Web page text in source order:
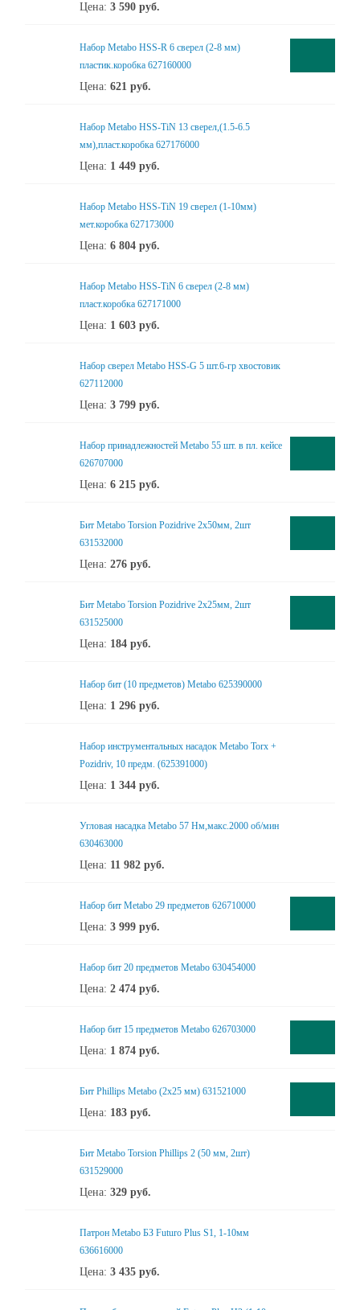
Цена: 3 590 руб.
Набор Metabo HSS-R 6 сверел (2-8 мм)
пластик.коробка 627160000
Цена: 621 руб.
Набор Metabo HSS-TiN 13 сверел,(1.5-6.5
мм),пласт.коробка 627176000
Цена: 1 449 руб.
Набор Metabo HSS-TiN 19 сверел (1-10мм)
мет.коробка 627173000
Цена: 6 804 руб.
Набор Metabo HSS-TiN 6 сверел (2-8 мм)
пласт.коробка 627171000
Цена: 1 603 руб.
Набор сверел Metabo HSS-G 5 шт.6-гр хвостовик
627112000
Цена: 3 799 руб.
Набор принадлежностей Metabo 55 шт. в пл. кейсе
626707000
Цена: 6 215 руб.
Бит Metabo Torsion Pozidrive 2x50мм, 2шт
631532000
Цена: 276 руб.
Бит Metabo Torsion Pozidrive 2x25мм, 2шт
631525000
Цена: 184 руб.
Набор бит (10 предметов) Metabo 625390000
Цена: 1 296 руб.
Набор инструментальных насадок Metabo Torx +
Pozidriv, 10 предм. (625391000)
Цена: 1 344 руб.
Угловая насадка Metabo 57 Нм,макс.2000 об/мин
630463000
Цена: 11 982 руб.
Набор бит Metabo 29 предметов 626710000
Цена: 3 999 руб.
Набор бит 20 предметов Metabo 630454000
Цена: 2 474 руб.
Набор бит 15 предметов Metabo 626703000
Цена: 1 874 руб.
Бит Phillips Metabo (2x25 мм) 631521000
Цена: 183 руб.
Бит Metabo Torsion Phillips 2 (50 мм, 2шт)
631529000
Цена: 329 руб.
Патpон Metabo БЗ Futuro Plus S1, 1-10мм
636616000
Цена: 3 435 руб.